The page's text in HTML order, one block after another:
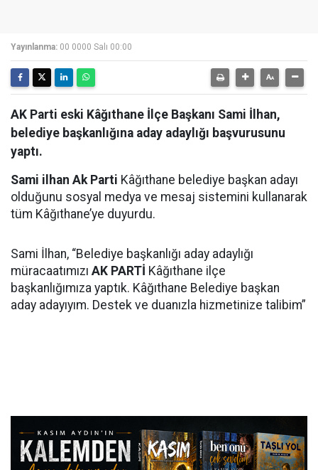
Yayınlanma: 00 0000 Salı 00:00
AK Parti eski Kâğıthane İlçe Başkanı Sami İlhan,
belediye başkanlığına aday adaylığı başvurusunu
yaptı.
Sami ilhan Ak Parti Kâğıthane belediye başkan adayı
olduğunu sosyal medya ve mesaj sistemini kullanarak
tüm Kâğıthane’ye duyurdu.
Sami İlhan, “Belediye başkanlığı aday adaylığı
müracaatımızı AK PARTİ Kâğıthane ilçe
başkanlığımıza yaptık. Kâğıthane Belediye başkan
aday adayıyım. Destek ve duanızla hizmetinize talibim”